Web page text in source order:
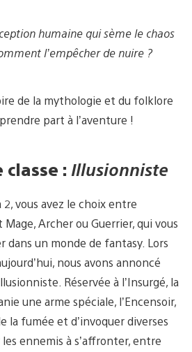
humaine qui sème le chaos
l’empêcher de nuire ?
de la mythologie et du folklore
part à l’aventure !
: Illusionniste
2, vous avez le choix entre
Mage, Archer ou Guerrier, qui vous
dans un monde de fantasy. Lors
nous avons annoncé
Réservée à l’Insurgé, la
une arme spéciale, l’Encensoir,
la fumée et d’invoquer diverses
ennemis à s’affronter, entre